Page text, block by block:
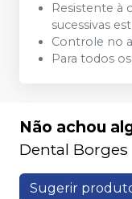
Resistente à
sucessivas
Controle no
Para todos
Não achou
Dental Borges
Sugerir